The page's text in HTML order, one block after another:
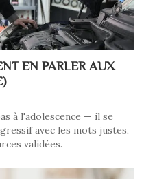
EN PARLER AUX
à l'adolescence — il se
avec les mots justes,
validées.